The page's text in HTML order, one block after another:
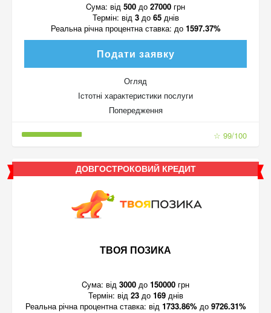
Cума: від 500 до 27000 грн
Термін: від 3до 65днів
Реальна річна процентна ставка: до 1597.37%
Подати заявку
Огляд
Істотні характеристики послуги
Попередження
☆ 99/100
ДОВГОСТРОКОВИЙ КРЕДИТ
ТВОЯ ПОЗИКА
Cума: від 3000 до 150000 грн
Термін: від 23до 169днів
Реальна річна процентна ставка: від 1733.86%до 9726.31%